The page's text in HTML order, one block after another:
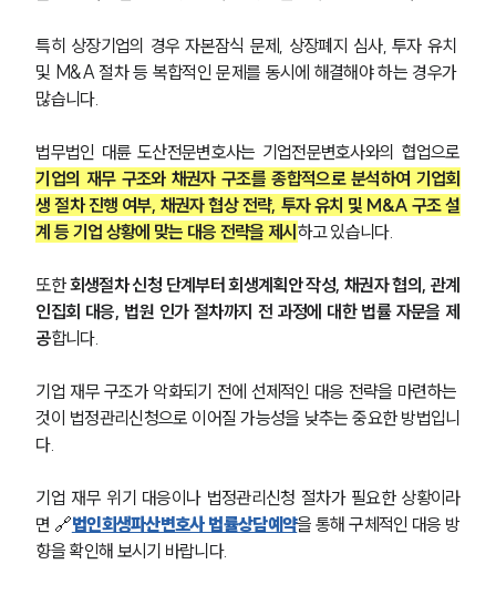
구성원 소개
법인회생파산전문변호사
소식/자료
언론보도
공지사항
법률 블로그
법률서식
뉴스레터/브로슈어
세미나
대륜법률상담예약
특히 상장기업의 경우 자본잠식 문제, 상장폐지 심사, 투자 유치
및 M&A 절차 등 복합적인 문제를 동시에 해결해야 하는 경우가
많습니다.
법무법인 대륜 도산전문변호사는 기업전문변호사와의 협업으로
기업의 재무 구조와 채권자 구조를 종합적으로 분석하여 기업회
생 절차 진행 여부, 채권자 협상 전략, 투자 유치 및 M&A 구조 설
계 등 기업 상황에 맞는 대응 전략을 제시하고 있습니다.
또한 회생절차 신청 단계부터 회생계획안 작성, 채권자 협의, 관계
인집회 대응, 법원 인가 절차까지 전 과정에 대한 법률 자문을 제
공합니다.
기업 재무 구조가 악화되기 전에 선제적인 대응 전략을 마련하는
것이 법정관리신청으로 이어질 가능성을 낮추는 중요한 방법입니
다.
기업 재무 위기 대응이나 법정관리신청 절차가 필요한 상황이라
면 🔗법인회생파산변호사 법률상담예약을 통해 구체적인 대응 방
향을 확인해 보시기 바랍니다.